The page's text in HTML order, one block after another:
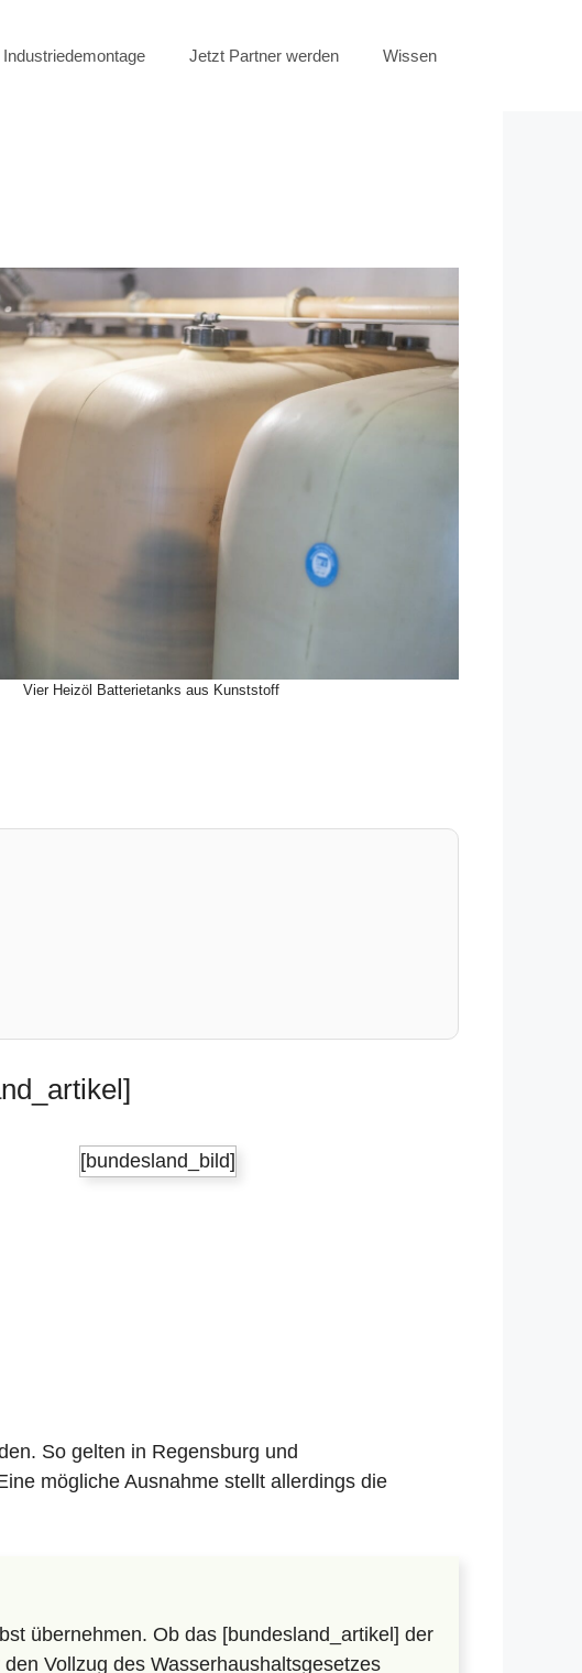
Industriedemontage Jetzt Partner werden Wissen
Vier Heizöl Batterietanks aus Kunststoff
[bundesland_bild]
So gelten in Regensburg und
mögliche Ausnahme stellt allerdings die
übernehmen. Ob das [bundesland_artikel] der
den Vollzug des Wasserhaushaltsgesetzes